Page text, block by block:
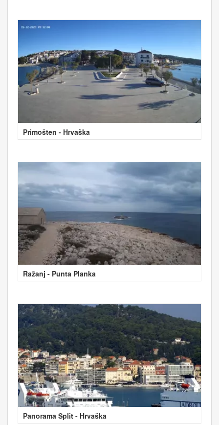
Primošten - Hrvaška
Ražanj - Punta Planka
Panorama Split - Hrvaška